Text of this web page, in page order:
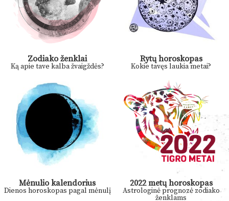
Zodiako ženklai
Ką apie tave kalba žvaigždės?
Rytų horoskopas
Kokie tavęs laukia metai?
Mėnulio kalendorius
Dienos horoskopas pagal mėnulį
2022 metų horoskopas
Astrologinė prognozė zodiako
ženklams